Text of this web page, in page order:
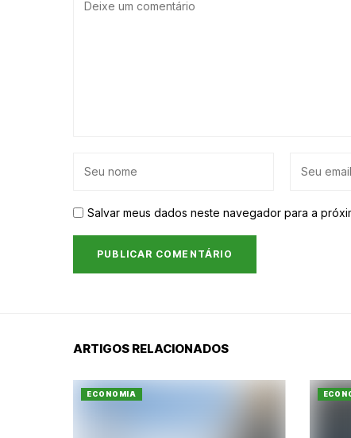
Salvar meus dados neste navegador para a
ARTIGOS RELACIONADOS
ECONOMIA